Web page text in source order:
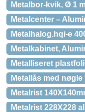
Metalbor-kvik, Ø 1
Metalcenter –
Metalhalog.hqi-e
Metalkabinet,
Metalliseret
Metallås med
Metalrist
Metalrist 228X228